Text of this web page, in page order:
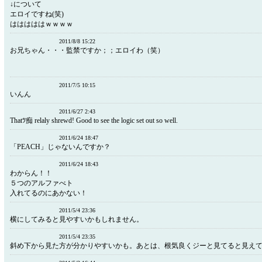
↓について
エロイですね(笑)
はははははｗｗｗｗ
2011/8/8 15:22
お兄ちゃん・・・監禁ですか；；エロイわ（笑）
2011/7/5 10:15
いんん
2011/6/27 2:43
Thatﾂ痴 relaly shrewd! Good to see the logic set out so well.
2011/6/24 18:47
「PEACH」じゃないんですか？
2011/6/24 18:43
わからん！！
５つのアルファべト
入れてるのにあかない！
2011/5/4 23:36
横にしてみると見やすいかもしれません。
2011/5/4 23:35
斜め下から見た方が分かりやすいかも。あとは、根気良くジーと見てると見えて